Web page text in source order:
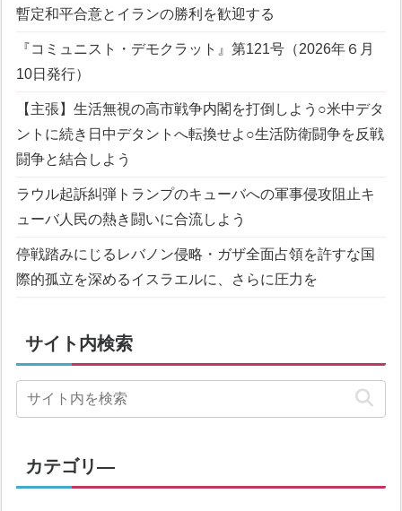
暫定和平合意とイランの勝利を歓迎する
『コミュニスト・デモクラット』第121号（2026年６月
10日発行）
【主張】生活無視の高市戦争内閣を打倒しよう ○米中デタ
ントに続き日中デタントへ転換せよ ○生活防衛闘争を反戦
闘争と結合しよう
ラウル起訴糾弾 トランプのキューバへの軍事侵攻阻止キ
ューバ人民の熱き闘いに合流しよう
停戦踏みにじるレバノン侵略・ガザ全面占領を許すな国
際的孤立を深めるイスラエルに、さらに圧力を
サイト内検索
カテゴリ―